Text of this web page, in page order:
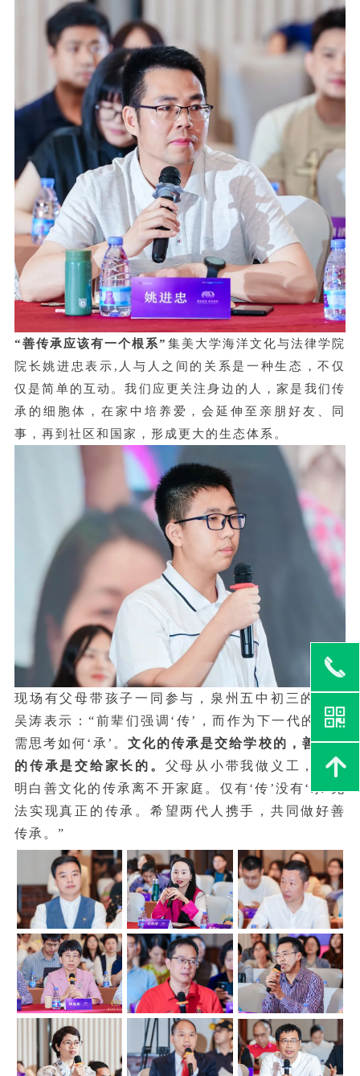
“善传承应该有一个根系” 集美大学海洋文化与法律学院
院长姚进忠表示,人与人之间的关系是一种生态，不仅
仅是简单的互动。我们应更关注身边的人，家是我们传
承的细胞体，在家中培养爱，会延伸至亲朋好友、同
事，再到社区和国家，形成更大的生态体系。
现场有父母带孩子一同参与，泉州五中初三的学生
吴涛表示：“前辈们强调‘传’，而作为下一代的我们
需思考如何‘承’。 文化的传承是交给学校的，善文化
的传承是交给家长的。 父母从小带我做义工，让我
明白善文化的传承离不开家庭。仅有‘传’没有‘承’无
法实现真正的传承。希望两代人携手，共同做好善
传承。”
끅
낃
녕